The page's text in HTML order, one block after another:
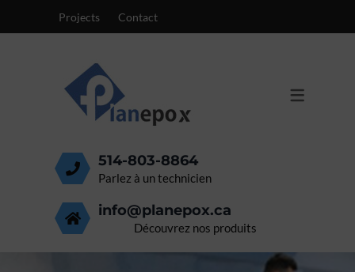
MEMBRANE DE STATIONNEMENT
PLANCHER CENTRES MÉDICAUX
PLANCHER ALIMENTAIRE
PLANCHER COMMERCIAL
ÉPOXY 100% SOLIDE
POLYURÉTHANE ET CIMENT
Projects Contact
514-803-8864
Parlez à un technicien
info@planepox.ca
Découvrez nos produits